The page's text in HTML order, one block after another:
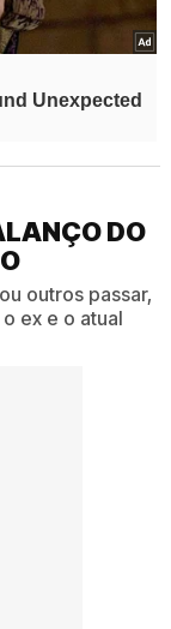
DO
outros passar,
ex e o atual